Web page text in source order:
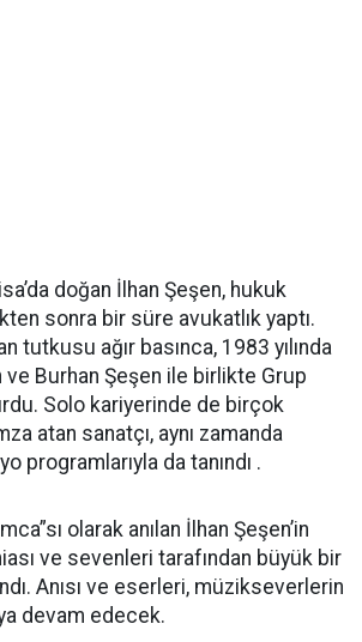
doğan İlhan Şeşen, hukuk
sonra bir süre avukatlık yaptı.
tutkusu ağır basınca, 1983 yılında
ve Burhan Şeşen ile birlikte Grup
Solo kariyerinde de birçok
atan sanatçı, aynı zamanda
programlarıyla da tanındı .
olarak anılan İlhan Şeşen’in
ve sevenleri tarafından büyük bir
Anısı ve eserleri, müzikseverlerin
devam edecek.